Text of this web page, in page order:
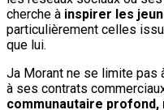
cherche à inspirer les
particulièrement celles
que lui.
Ja Morant ne se limite
à ses contrats
communautaire